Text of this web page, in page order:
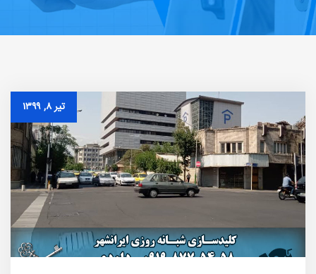
تیر ۸, ۱۳۹۹